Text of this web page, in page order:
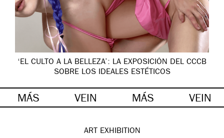
‘EL CULTO A LA BELLEZA’: LA EXPOSICIÓN DEL CCCB
SOBRE LOS IDEALES ESTÉTICOS
MÁS VEIN MÁS VEIN
ART EXHIBITION